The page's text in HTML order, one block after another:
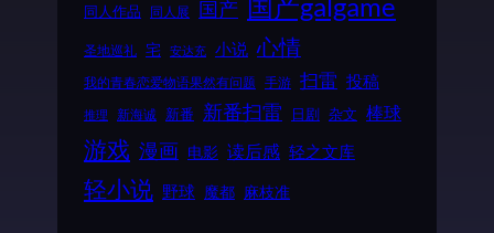
同人作品 同人展 国产
圣地巡礼 宅 安达充 小说 心情
我的青春恋爱物语果然有问题 手游 扫雷 投稿
推理 新海诚 新番 新番扫雷 日剧 杂文 棒球
游戏 漫画 电影 读后感 轻之文库
轻小说 野球 魔都 麻枝准